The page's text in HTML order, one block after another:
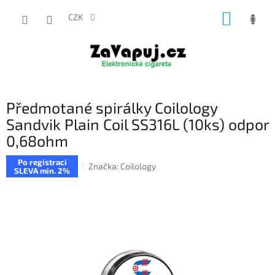
CZK
Předmotané spirálky Coilology
Sandvik Plain Coil SS316L (10ks) odpor
0,68ohm
Po registraci
SLEVA min. 2%
Značka: Coilology